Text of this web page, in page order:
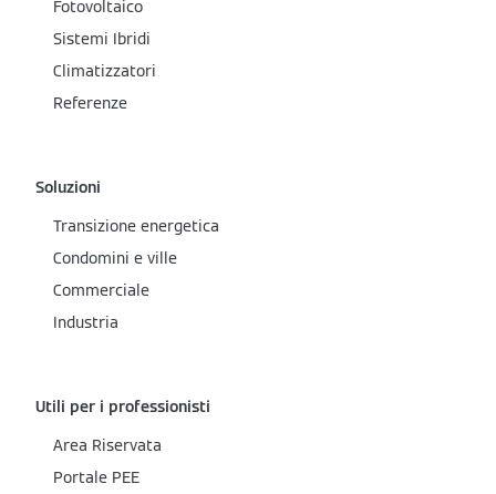
Fotovoltaico
Sistemi Ibridi
Climatizzatori
Referenze
Soluzioni
Transizione energetica
Condomini e ville
Commerciale
Industria
Utili per i professionisti
Area Riservata
Portale PEE